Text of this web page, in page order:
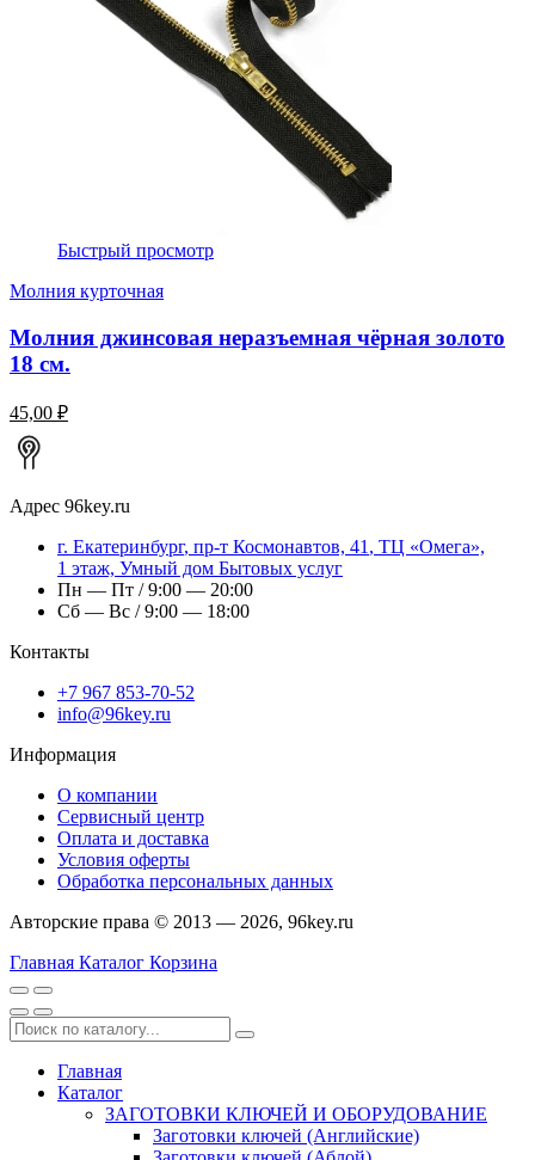
Быстрый просмотр
Молния курточная
Молния джинсовая неразъемная чёрная золото
18 см.
45,00 ₽
Адрес 96key.ru
г. Екатеринбург, пр-т Космонавтов, 41, ТЦ «Омега»,
1 этаж, Умный дом Бытовых услуг
Пн — Пт / 9:00 — 20:00
Сб — Вс / 9:00 — 18:00
Контакты
+7 967 853-70-52
info@96key.ru
Информация
О компании
Сервисный центр
Оплата и доставка
Условия оферты
Обработка персональных данных
Авторские права © 2013 — 2026, 96key.ru
Главная Каталог Корзина
Главная
Каталог
ЗАГОТОВКИ КЛЮЧЕЙ И ОБОРУДОВАНИЕ
Заготовки ключей (Английские)